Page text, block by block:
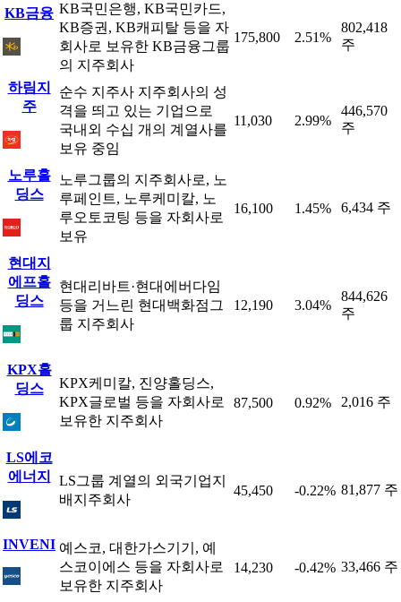
KB금융 KB국민은행, KB국민카드,
KB증권, KB캐피탈 등을 자
회사로 보유한 KB금융그룹
의 지주회사
175,800 2.51%
802,418
주
하림지
주
순수 지주사 지주회사의 성
격을 띄고 있는 기업으로
국내외 수십 개의 계열사를
보유 중임
11,030 2.99%
446,570
주
노루홀
딩스
노루그룹의 지주회사로, 노
루페인트, 노루케미칼, 노
루오토코팅 등을 자회사로
보유
16,100 1.45% 6,434 주
현대지
에프홀
딩스
현대리바트·현대에버다임
등을 거느린 현대백화점그
룹 지주회사
12,190 3.04%
844,626
주
KPX홀
딩스
KPX케미칼, 진양홀딩스,
KPX글로벌 등을 자회사로
보유한 지주회사
87,500 0.92% 2,016 주
LS에코
에너지
LS그룹 계열의 외국기업지
배지주회사
45,450 -0.22% 81,877 주
INVENI 예스코, 대한가스기기, 예
스코이에스 등을 자회사로
보유한 지주회사
14,230 -0.42% 33,466 주